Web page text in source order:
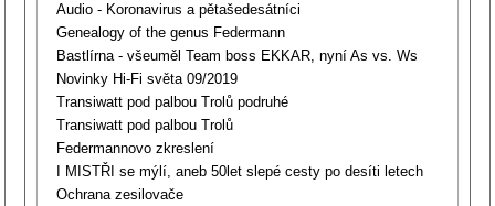
Audio - Koronavirus a pětašedesátníci
Genealogy of the genus Federmann
Bastlírna - všeuměl Team boss EKKAR, nyní As vs. Ws
Novinky Hi-Fi světa 09/2019
Transiwatt pod palbou Trolů podruhé
Transiwatt pod palbou Trolů
Federmannovo zkreslení
I MISTŘI se mýlí, aneb 50let slepé cesty po desíti letech
Ochrana zesilovače